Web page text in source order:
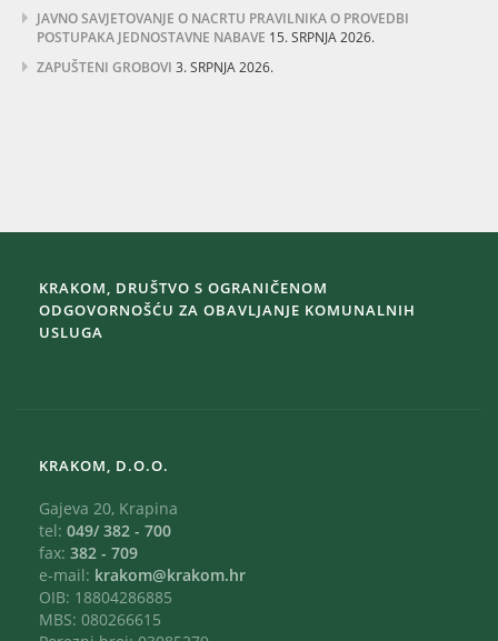
JAVNO SAVJETOVANJE O NACRTU PRAVILNIKA O PROVEDBI
POSTUPAKA JEDNOSTAVNE NABAVE 15. SRPNJA 2026.
ZAPUŠTENI GROBOVI 3. SRPNJA 2026.
KRAKOM, DRUŠTVO S OGRANIČENOM
ODGOVORNOŠĆU ZA OBAVLJANJE KOMUNALNIH
USLUGA
KRAKOM, D.O.O.
Gajeva 20, Krapina
tel: 049/ 382 - 700
fax: 382 - 709
e-mail: krakom@krakom.hr
OIB: 18804286885
MBS: 080266615